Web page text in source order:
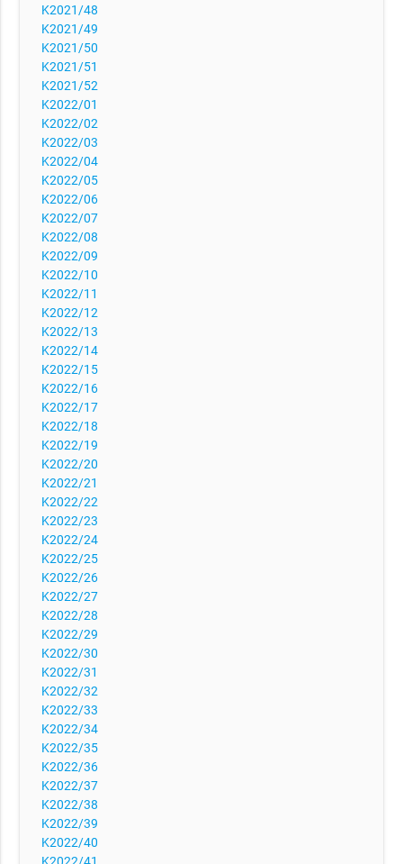
K2021/48
K2021/49
K2021/50
K2021/51
K2021/52
K2022/01
K2022/02
K2022/03
K2022/04
K2022/05
K2022/06
K2022/07
K2022/08
K2022/09
K2022/10
K2022/11
K2022/12
K2022/13
K2022/14
K2022/15
K2022/16
K2022/17
K2022/18
K2022/19
K2022/20
K2022/21
K2022/22
K2022/23
K2022/24
K2022/25
K2022/26
K2022/27
K2022/28
K2022/29
K2022/30
K2022/31
K2022/32
K2022/33
K2022/34
K2022/35
K2022/36
K2022/37
K2022/38
K2022/39
K2022/40